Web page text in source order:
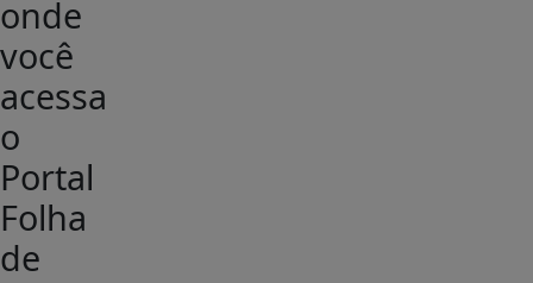
onde
você
acessa
o
Portal
Folha
de